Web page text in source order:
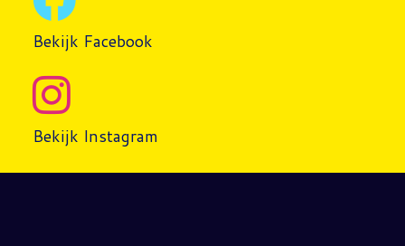
Bekijk Facebook
Bekijk Instagram